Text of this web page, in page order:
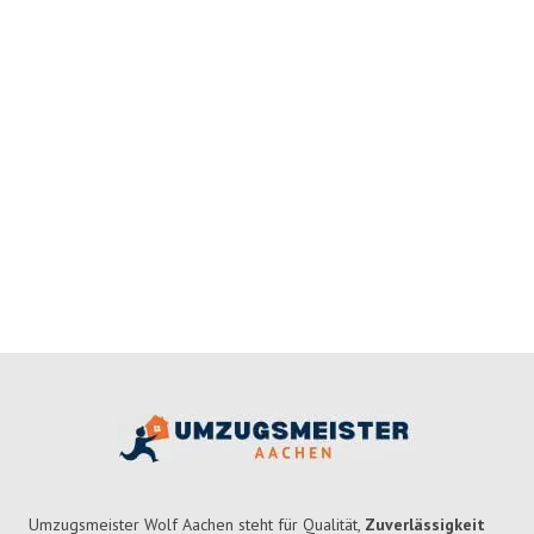
Umzugsmeister Wolf Aachen steht für Qualität, Zuverlässigkeit